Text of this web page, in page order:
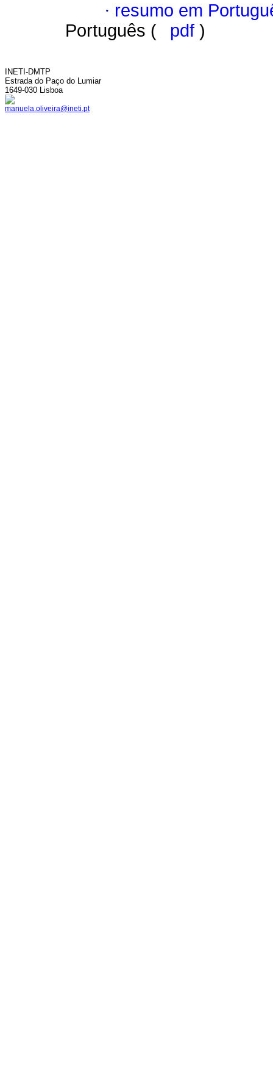
· resumo em
Português (
pdf )
INETI-DMTP
Estrada do Paço do Lumiar
1649-030 Lisboa
manuela.oliveira@ineti.pt